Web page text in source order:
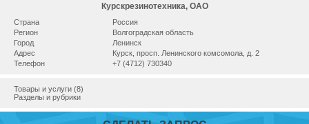
Курскрезинотехника, ОАО
Страна
Россия
Регион
Волгоградская область
Город
Ленинск
Адрес
Курск, просп. Ленинского комсомола, д. 2
Телефон
+7 (4712) 730340
Товары и услуги (8)
Разделы и рубрики